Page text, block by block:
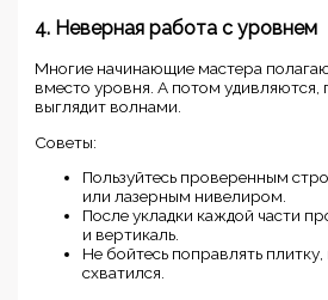
4. Неверная работа с уровнем
Многие начинающие мастера
вместо уровня. А потом удивляются,
выглядит волнами.
Советы:
Пользуйтесь проверенным
или лазерным нивелиром.
После укладки каждой части
и вертикаль.
Не бойтесь поправлять плитку,
схватился.